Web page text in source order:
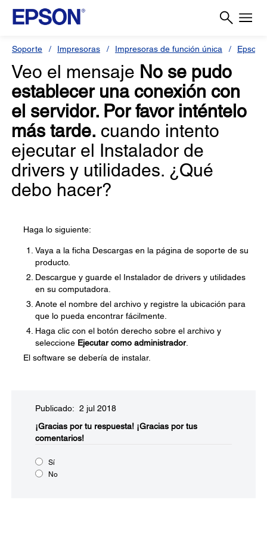
Soporte Impresoras Impresoras de función única Epson
Veo el mensaje No se pudo
establecer una conexión con
el servidor. Por favor inténtelo
más tarde. cuando intento
ejecutar el Instalador de
drivers y utilidades. ¿Qué
debo hacer?
Haga lo siguiente:
Vaya a la ficha Descargas en la página de soporte de su
producto.
Descargue y guarde el Instalador de drivers y utilidades
en su computadora.
Anote el nombre del archivo y registre la ubicación para
que lo pueda encontrar fácilmente.
Haga clic con el botón derecho sobre el archivo y
seleccione Ejecutar como administrador.
El software se debería de instalar.
Publicado: 2 jul 2018
¡Gracias por tu respuesta! ¡Gracias por tus
comentarios!
Sí
No